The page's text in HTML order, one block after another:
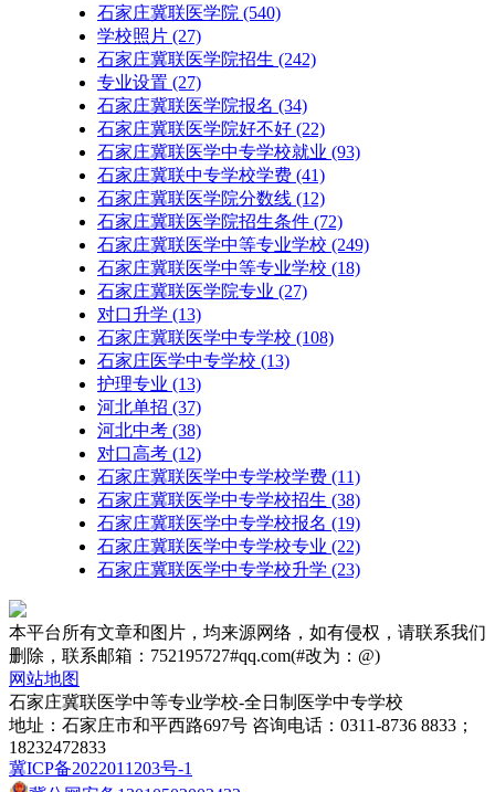
石家庄冀联医学院 (540)
学校照片 (27)
石家庄冀联医学院招生 (242)
专业设置 (27)
石家庄冀联医学院报名 (34)
石家庄冀联医学院好不好 (22)
石家庄冀联医学中专学校就业 (93)
石家庄冀联中专学校学费 (41)
石家庄冀联医学院分数线 (12)
石家庄冀联医学院招生条件 (72)
石家庄冀联医学中等专业学校 (249)
石家庄冀联医学中等专业学校​ (18)
石家庄冀联医学院专业 (27)
对口升学 (13)
石家庄冀联医学中专学校 (108)
石家庄医学中专学校 (13)
护理专业 (13)
河北单招 (37)
河北中考 (38)
对口高考 (12)
石家庄冀联医学中专学校学费 (11)
石家庄冀联医学中专学校招生 (38)
石家庄冀联医学中专学校报名 (19)
石家庄冀联医学中专学校专业 (22)
石家庄冀联医学中专学校升学 (23)
本平台所有文章和图片，均来源网络，如有侵权，请联系我们
删除，联系邮箱：752195727#qq.com(#改为：@)
网站地图
石家庄冀联医学中等专业学校-全日制医学中专学校
地址：石家庄市和平西路697号 咨询电话：0311-8736 8833；
18232472833
冀ICP备2022011203号-1